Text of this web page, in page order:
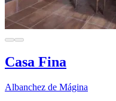
Casa Fina
Albanchez de Mágina